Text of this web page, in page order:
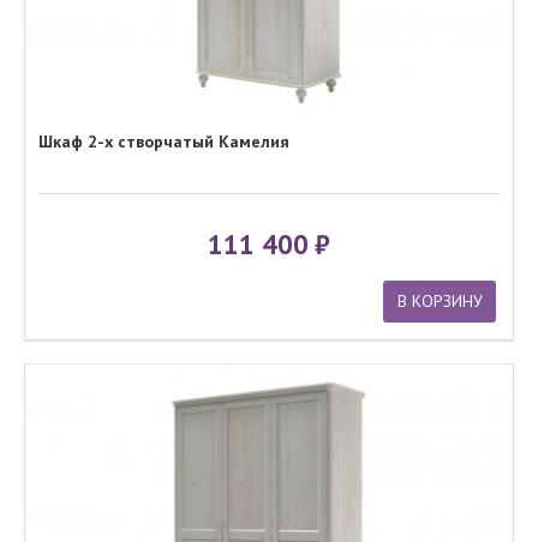
Шкаф 2-х створчатый Камелия
111 400
В КОРЗИНУ